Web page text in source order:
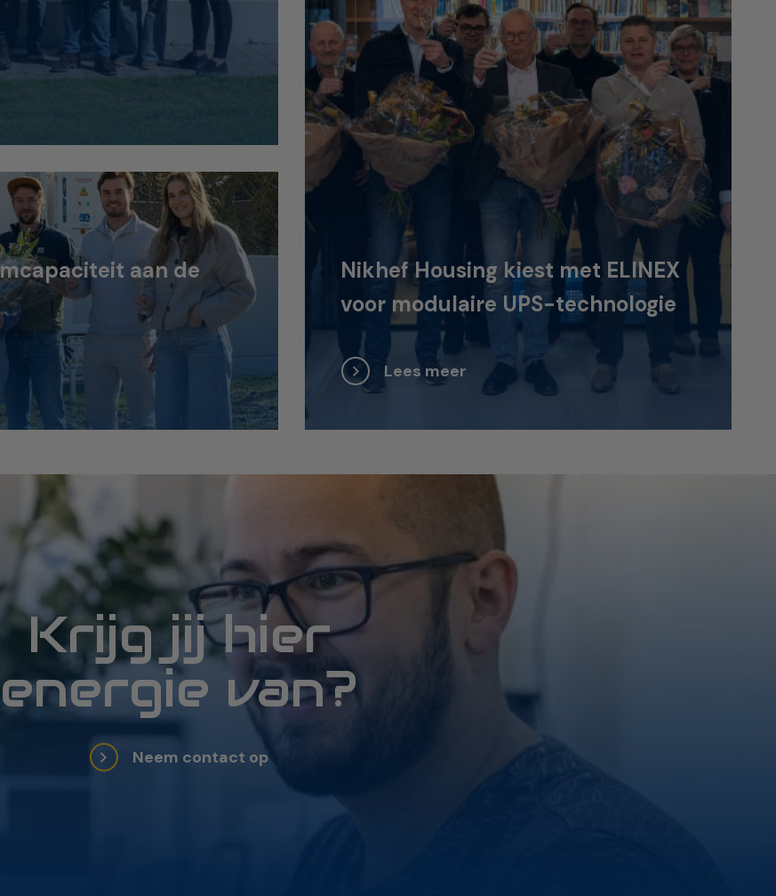
aan de
Nikhef Housing kiest met ELINEX
voor modulaire UPS-technologie
Lees meer
Krijg jij hier
energie van?
Neem contact op